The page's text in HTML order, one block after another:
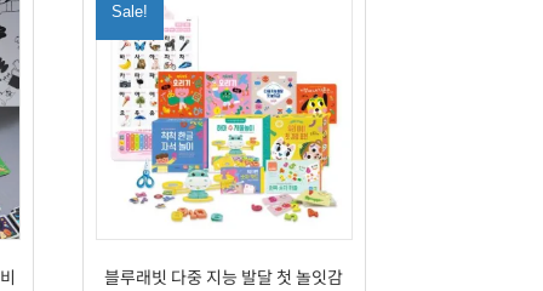
Sale!
블루래빗 다중 지능 발달 첫 놀잇감